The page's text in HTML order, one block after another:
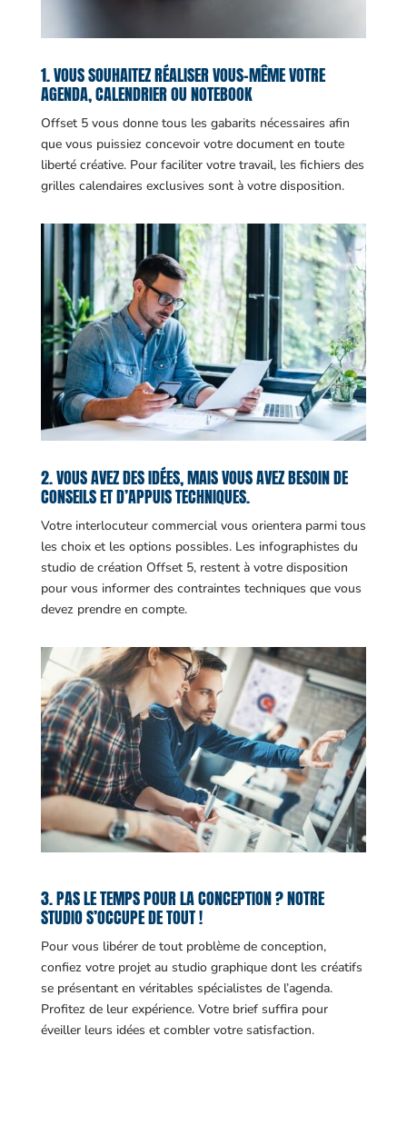
1. VOUS SOUHAITEZ RÉALISER VOUS-MÊME VOTRE
AGENDA, CALENDRIER OU NOTEBOOK
Offset 5 vous donne tous les gabarits nécessaires afin
que vous puissiez concevoir votre document en toute
liberté créative. Pour faciliter votre travail, les fichiers des
grilles calendaires exclusives sont à votre disposition.
2. VOUS AVEZ DES IDÉES, MAIS VOUS AVEZ BESOIN DE
CONSEILS ET D’APPUIS TECHNIQUES.
Votre interlocuteur commercial vous orientera parmi tous
les choix et les options possibles. Les infographistes du
studio de création Offset 5, restent à votre disposition
pour vous informer des contraintes techniques que vous
devez prendre en compte.
3. PAS LE TEMPS POUR LA CONCEPTION ? NOTRE
STUDIO S’OCCUPE DE TOUT !
Pour vous libérer de tout problème de conception,
confiez votre projet au studio graphique dont les créatifs
se présentant en véritables spécialistes de l’agenda.
Profitez de leur expérience. Votre brief suffira pour
éveiller leurs idées et combler votre satisfaction.